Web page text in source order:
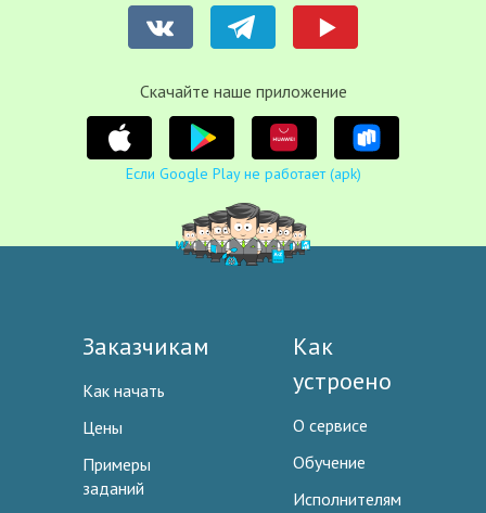
Cкачайте наше приложение
Если Google Play не работает (apk)
Заказчикам
Как начать
Цены
Примеры
заданий
Как
устроено
О сервисе
Обучение
Исполнителям